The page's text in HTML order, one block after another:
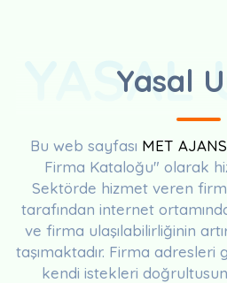
Yasal
YASAL
Bu web sayfası MET AJANS
Firma Kataloğu" olarak
Sektörde hizmet veren
tarafından internet
ve firma ulaşılabilirliğinin
taşımaktadır. Firma adresleri
kendi istekleri